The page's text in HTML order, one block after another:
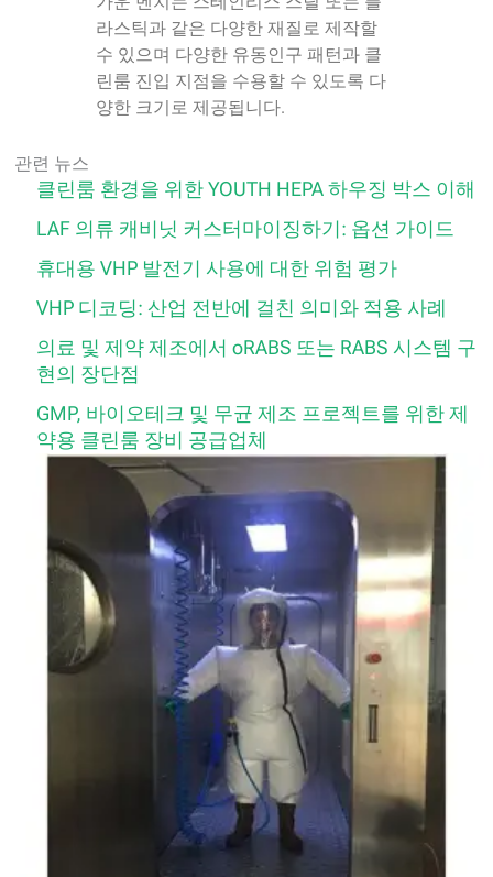
라스틱과 같은 다양한 재질로 제작할
수 있으며 다양한 유동인구 패턴과 클
린룸 진입 지점을 수용할 수 있도록 다
양한 크기로 제공됩니다.
관련 뉴스
클린룸 환경을 위한 YOUTH HEPA 하우징 박스 이해
LAF 의류 캐비닛 커스터마이징하기: 옵션 가이드
휴대용 VHP 발전기 사용에 대한 위험 평가
VHP 디코딩: 산업 전반에 걸친 의미와 적용 사례
의료 및 제약 제조에서 oRABS 또는 RABS 시스템 구
현의 장단점
GMP, 바이오테크 및 무균 제조 프로젝트를 위한 제
약용 클린룸 장비 공급업체